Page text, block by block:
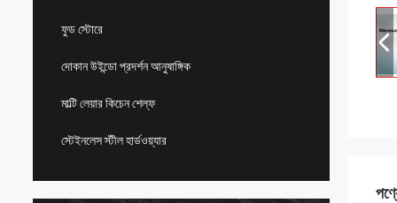
ফুড স্টোরে
দোকান উইন্ডো প্রদর্শন আনুষাঙ্গিক
মাল্টি লেয়ার কিচেন শেল্ফ
স্টেইনলেস স্টীল হার্ডওয়্যার